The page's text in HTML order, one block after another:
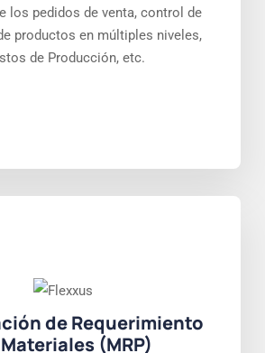
los pedidos de venta, control de
productos en múltiples niveles,
de Producción, etc.
de Requerimiento
(MRP)